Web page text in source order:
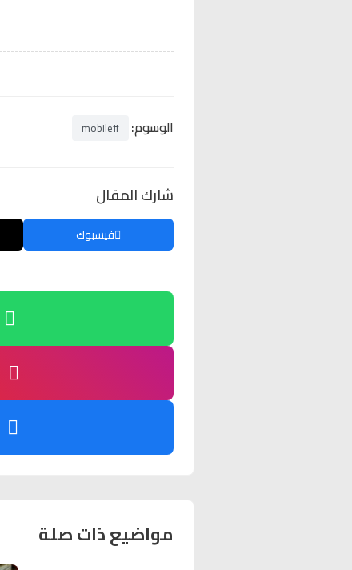
الوسوم: #mobile
شارك المقال
فيسبوك
مواضيع ذات صلة